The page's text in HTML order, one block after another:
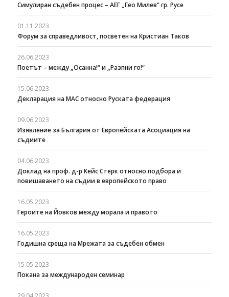
Симулиран съдебен процес – АЕГ „Гео Милев“ гр. Русе
01.11.2023
Форум за справедливост, посветен на Кристиан Таков
26.06.2023
Поетът – между „Осанна!“ и „Разпни го!“
15.06.2023
Декларация на МАС относно Руската федерация
09.06.2023
Изявление за България от Европейската Асоциация на
съдиите
04.06.2023
Доклад на проф. д-р Кейс Стерк относно подбора и
повишаването на съдии в европейското право
16.05.2023
Героите на Йовков между морала и правото
16.05.2023
Годишна среща на Мрежата за съдебен обмен
15.05.2023
Покана за международен семинар